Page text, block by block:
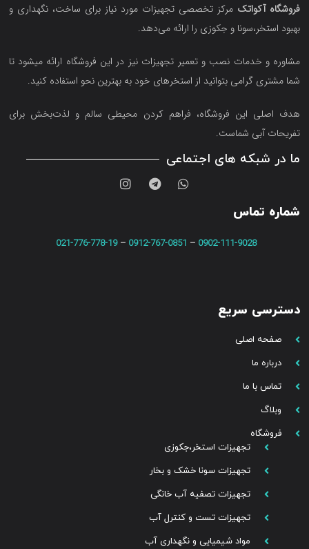
فروشگاه آکواتک مرکز تخصصی تجهیزات مورد نیاز برای ساخت، نگهداری و
بهبود استخر،سونا و جکوزی را ارائه می‌دهد.
مشاوره و خدمات نصب و تعمیر تجهیزات نیز در این فروشگاه ارائه میشود تا
شما مشتری گرامی بتوانید از استخرهای خود به بهترین نحو استفاده کنید.
هدف اصلی این فروشگاه‌، فراهم کردن محیطی سالم و لذت‌بخش برای
تفریحات آبی شماست.
ما در شبکه های اجتماعی
شماره تماس
0902-111-9028
–
0912-767-0851
–
021-776-778-19
دسترسی سریع
صفحه اصلی
درباره ما
تماس با ما
وبلاگ
فروشگاه
تجهیزات استخر،جکوزی
تجهیزات سونا خشک و بخار
تجهیزات تصفیه آب خانگی
تجهیزات تست و کنترل آب
مواد شیمیایی و نگهداری آب